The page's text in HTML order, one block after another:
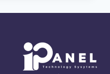
01554305486